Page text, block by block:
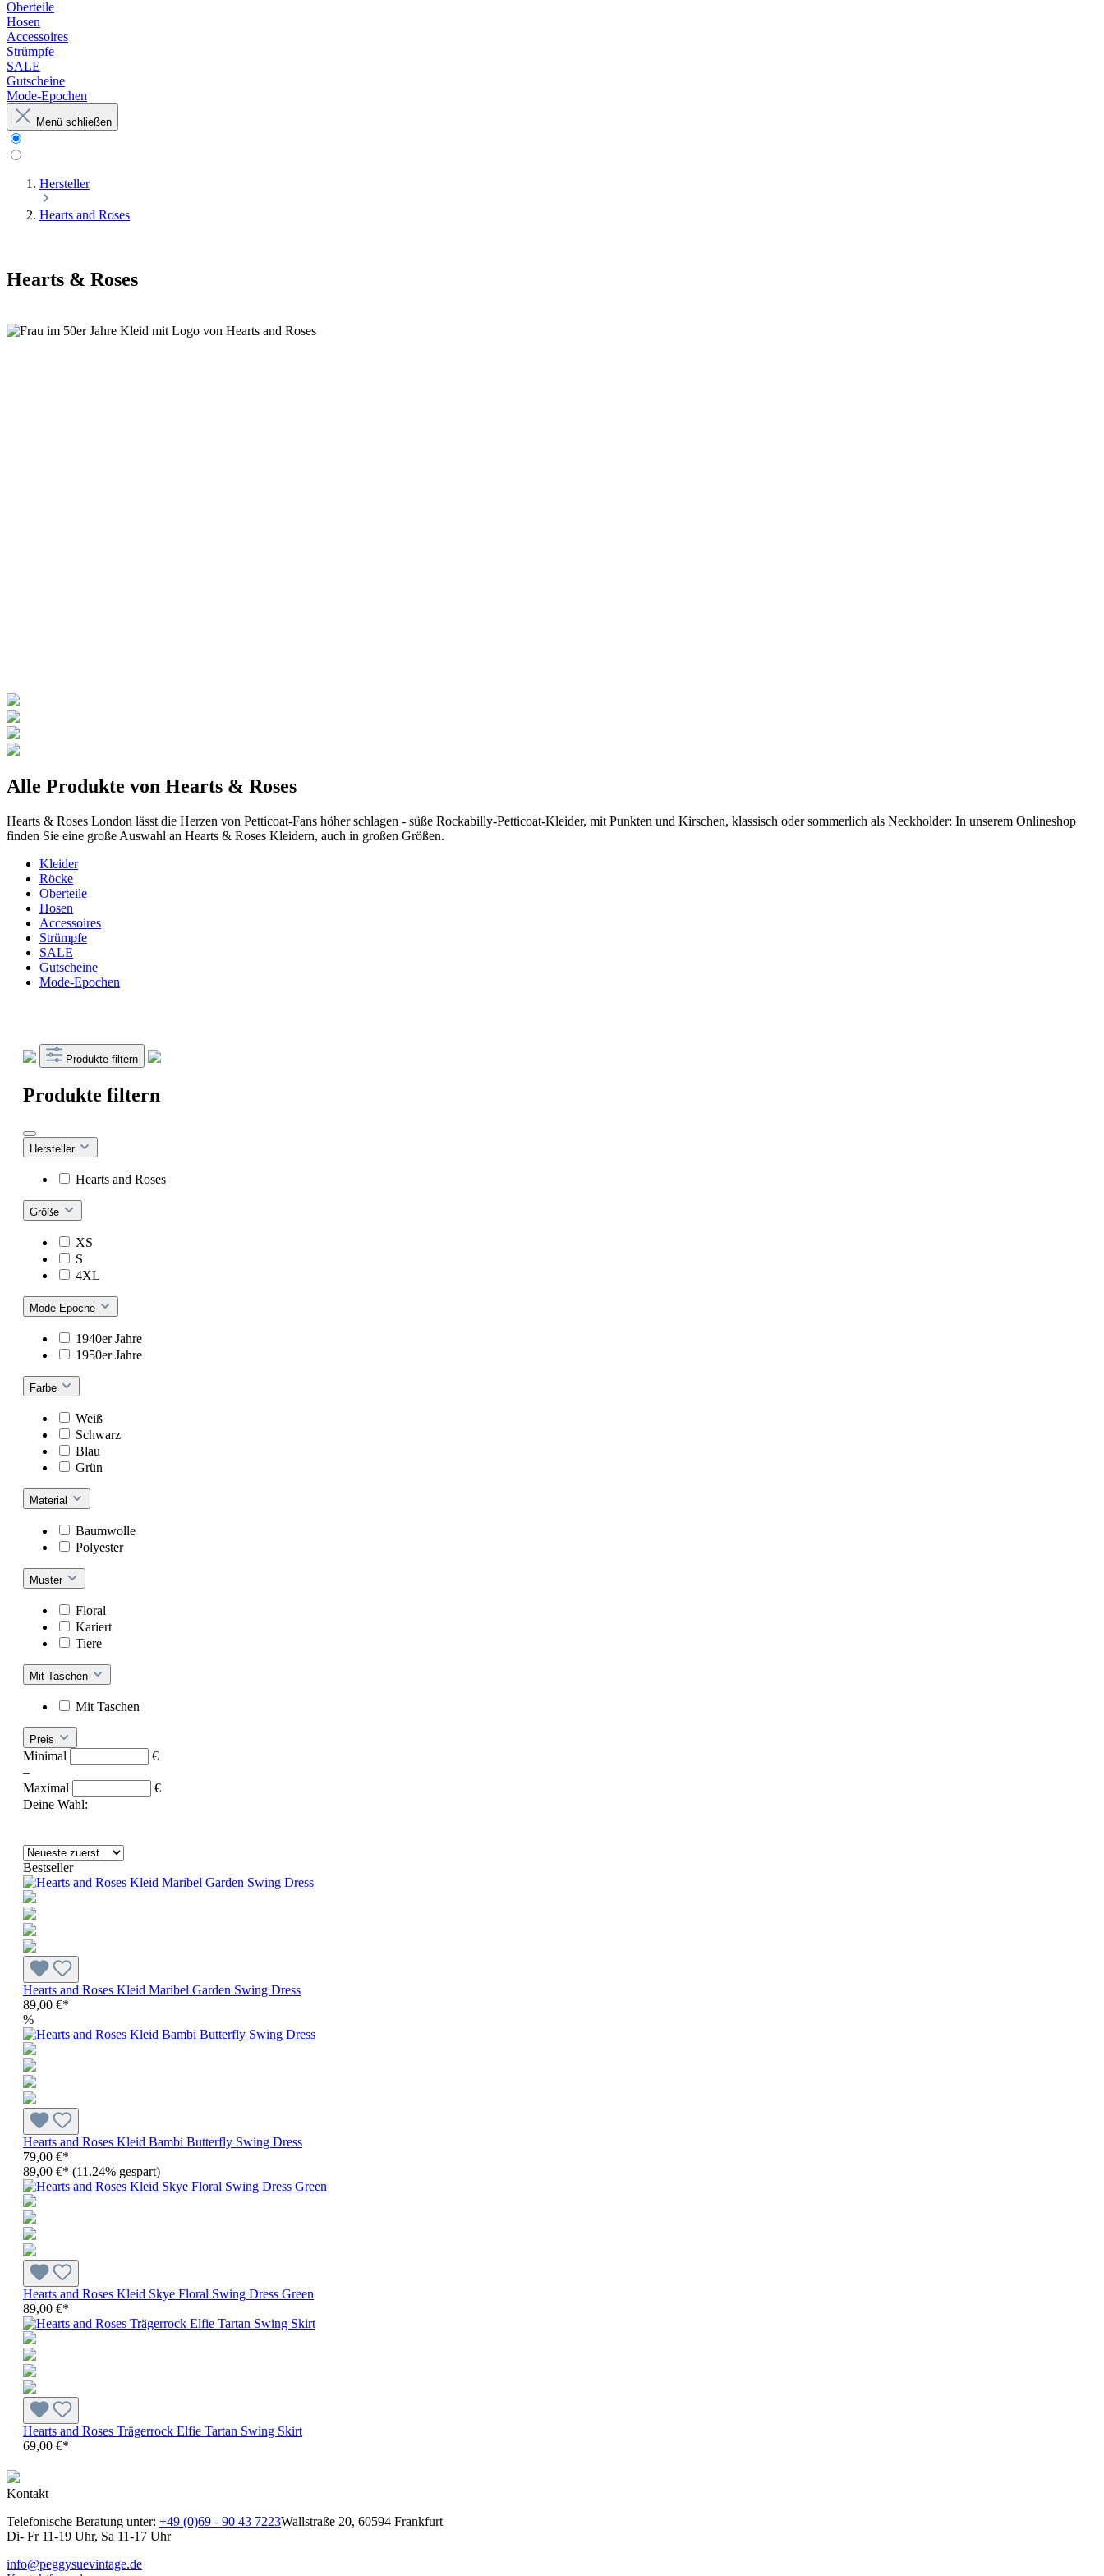
Oberteile
Hosen
Accessoires
Strümpfe
SALE
Gutscheine
Mode-Epochen
Menü schließen
Hersteller
Hearts and Roses
Hearts & Roses
Alle Produkte von Hearts & Roses
Hearts & Roses London lässt die Herzen von Petticoat-Fans höher schlagen - süße Rockabilly-Petticoat-Kleider, mit Punkten und Kirschen, klassisch oder sommerlich als Neckholder: In unserem Onlineshop
finden Sie eine große Auswahl an Hearts & Roses Kleidern, auch in großen Größen.
Kleider
Röcke
Oberteile
Hosen
Accessoires
Strümpfe
SALE
Gutscheine
Mode-Epochen
Produkte filtern
Produkte filtern
Hersteller
Hearts and Roses
Größe
XS
S
4XL
Mode-Epoche
1940er Jahre
1950er Jahre
Farbe
Weiß
Schwarz
Blau
Grün
Material
Baumwolle
Polyester
Muster
Floral
Kariert
Tiere
Mit Taschen
Mit Taschen
Preis
Minimal
€
–
Maximal
€
Deine Wahl:
Bestseller
Hearts and Roses Kleid Maribel Garden Swing Dress
89,00 €*
%
Hearts and Roses Kleid Bambi Butterfly Swing Dress
79,00 €*
89,00 €* (11.24% gespart)
Hearts and Roses Kleid Skye Floral Swing Dress Green
89,00 €*
Hearts and Roses Trägerrock Elfie Tartan Swing Skirt
69,00 €*
Kontakt
Telefonische Beratung unter: +49 (0)69 - 90 43 7223Wallstraße 20, 60594 Frankfurt
Di- Fr 11-19 Uhr, Sa 11-17 Uhr
info@peggysuevintage.de